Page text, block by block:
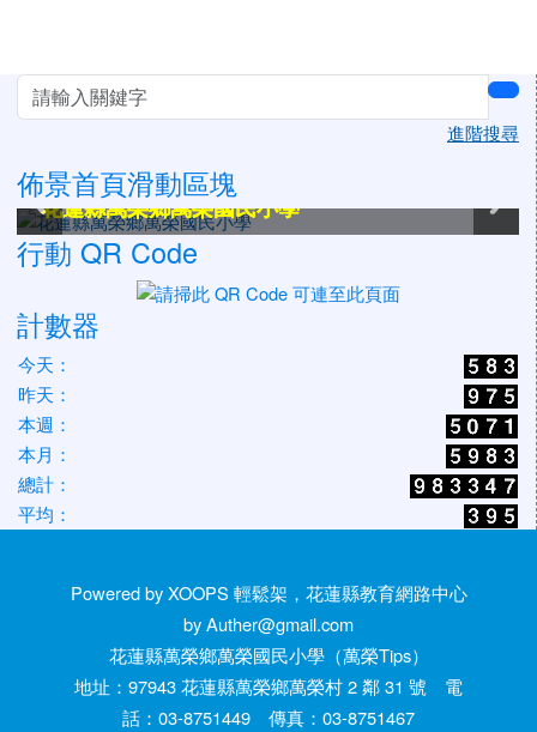
左邊區域內容
進階搜尋
佈景首頁滑動區塊
花蓮縣萬榮鄉萬榮國民小學
花蓮縣萬榮鄉萬榮國民小學
花蓮縣萬榮鄉萬榮國民小學
花蓮縣萬榮鄉萬榮國民小學
花蓮縣萬榮鄉萬榮國民小學
花蓮縣萬榮鄉萬榮國民小學
行動 QR Code
計數器
今天：
昨天：
本週：
本月：
總計：
平均：
Powered by XOOPS 輕鬆架，花蓮縣教育網路中心
by Auther@gmail.com
花蓮縣萬榮鄉萬榮國民小學（萬榮Tips）
地址：97943 花蓮縣萬榮鄉萬榮村 2 鄰 31 號 電
話：03-8751449 傳真：03-8751467